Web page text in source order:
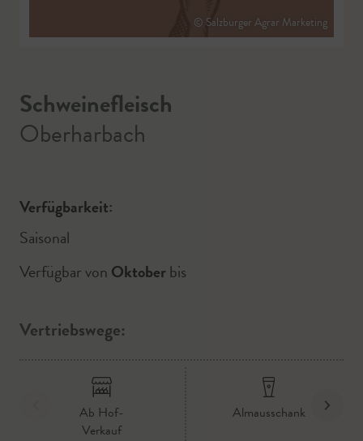
© Salzburger Agrar Marketing
Schweinefleisch
Oberharbach
Verfügbarkeit:
Saisonal
Verfügbar von Oktoberbis
Vertriebswege:
Ab Hof-
Verkauf
Almausschank